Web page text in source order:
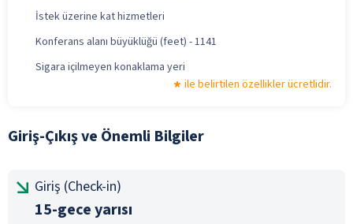
İstek üzerine kat hizmetleri
Konferans alanı büyüklüğü (feet) - 1141
Sigara içilmeyen konaklama yeri
ile belirtilen özellikler ücretlidir.
Giriş-Çıkış ve Önemli Bilgiler
Giriş (Check-in)
15-gece yarısı